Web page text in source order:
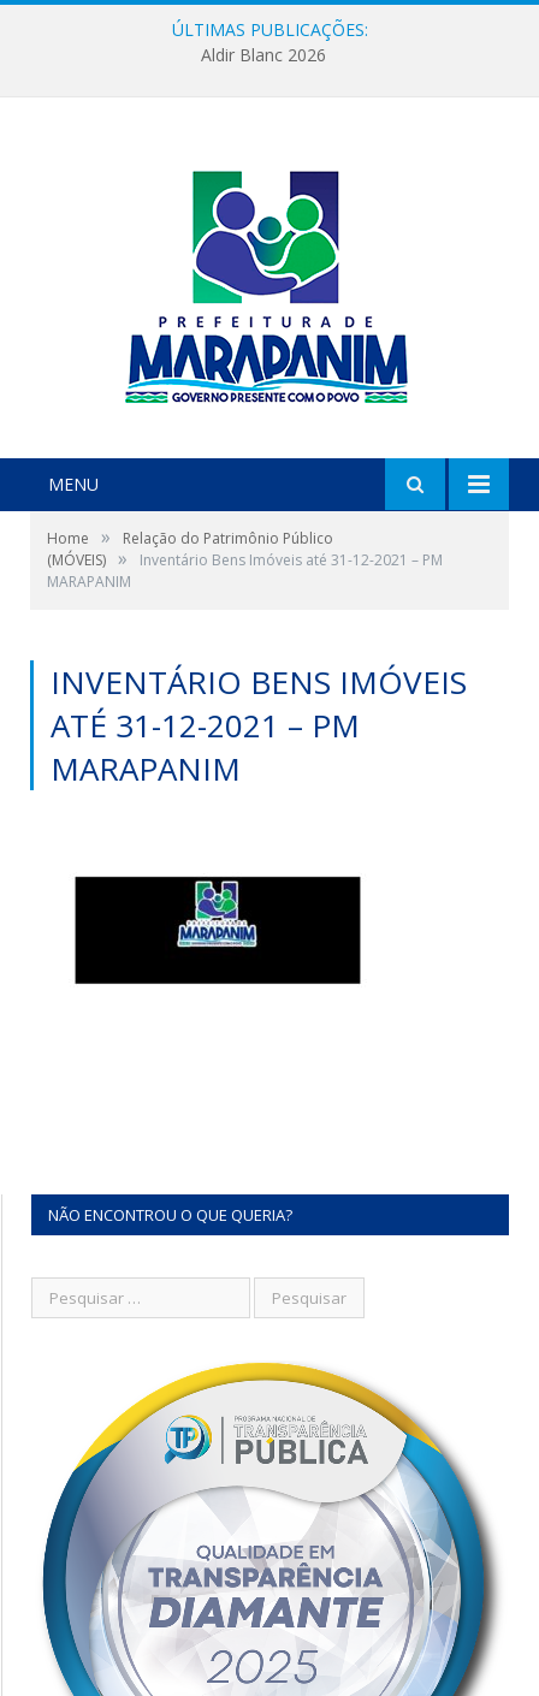
ÚLTIMAS PUBLICAÇÕES:
Aldir Blanc 2026
MENU
Home »
Relação do Patrimônio Público
(MÓVEIS) »
Inventário Bens Imóveis até 31-12-2021 – PM
MARAPANIM
INVENTÁRIO BENS IMÓVEIS
ATÉ 31-12-2021 – PM
MARAPANIM
NÃO ENCONTROU O QUE QUERIA?